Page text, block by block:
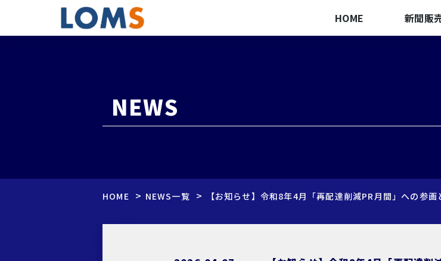
HOME 新聞販
NEWS
HOME > NEWS一覧 > 【お知らせ】令和8年4月「再配達削減PR月間」への参